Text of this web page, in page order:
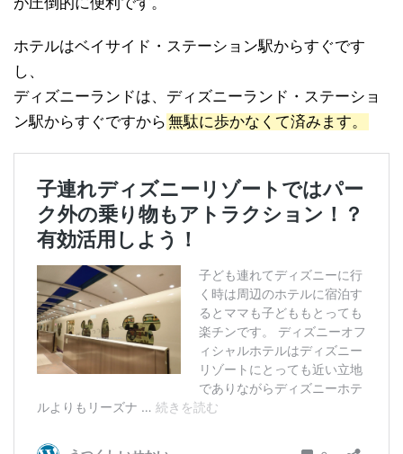
が圧倒的に便利です。
ホテルはベイサイド・ステーション駅からすぐです
し、
ディズニーランドは、ディズニーランド・ステーショ
ン駅からすぐですから 無駄に歩かなくて済みます。